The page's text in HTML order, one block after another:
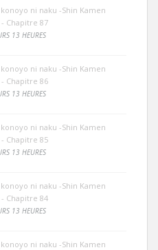
ni naku -Shin Kamen
- Chapitre 87
13 HEURES
ni naku -Shin Kamen
- Chapitre 86
13 HEURES
ni naku -Shin Kamen
- Chapitre 85
13 HEURES
ni naku -Shin Kamen
- Chapitre 84
13 HEURES
ni naku -Shin Kamen